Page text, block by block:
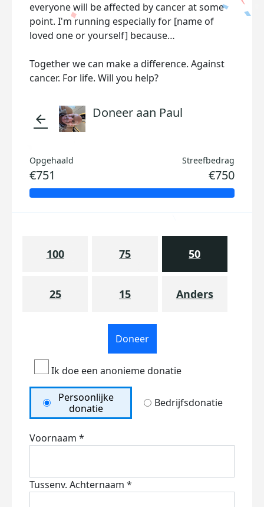
everyone will be affected by cancer at some
point. I'm running especially for [name of
loved one or yourself] because…
Together we can make a difference. Against
cancer. For life. Will you help?
arrow_back Doneer aan Paul
Opgehaald
€751
Streefbedrag
€750
100 75 50
25 15 Anders
Doneer
Ik doe een anonieme donatie
Persoonlijke
donatie
Bedrijfsdonatie
Voornaam *
Tussenv. Achternaam *